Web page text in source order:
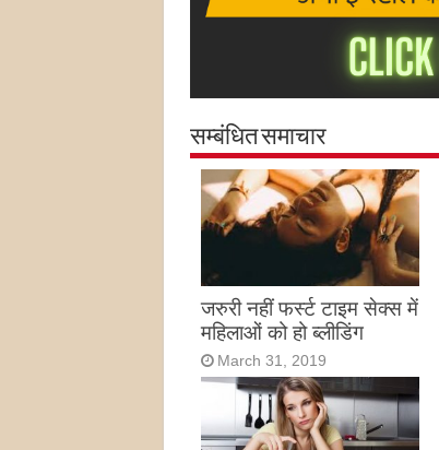
सम्बंधित समाचार
जरुरी नहीं फर्स्ट टाइम सेक्स में
महिलाओं को हो ब्लीडिंग
March 31, 2019